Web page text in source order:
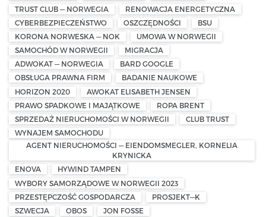
TRUST CLUB — NORWEGIA
RENOWACJA ENERGETYCZNA
CYBERBEZPIECZEŃSTWO
OSZCZĘDNOŚCI
BSU
KORONA NORWESKA — NOK
UMOWA W NORWEGII
SAMOCHÓD W NORWEGII
MIGRACJA
ADWOKAT — NORWEGIA
BARD GOOGLE
OBSŁUGA PRAWNA FIRM
BADANIE NAUKOWE
HORIZON 2020
AWOKAT ELISABETH JENSEN
PRAWO SPADKOWE I MAJĄTKOWE
ROPA BRENT
SPRZEDAŻ NIERUCHOMOŚCI W NORWEGII
CLUB TRUST
WYNAJEM SAMOCHODU
AGENT NIERUCHOMOŚCI — EIENDOMSMEGLER, KORNELIA
KRYNICKA
ENOVA
HYWIND TAMPEN
WYBORY SAMORZĄDOWE W NORWEGII 2023
PRZESTĘPCZOŚĆ GOSPODARCZA
PROSJEKT—K
SZWECJA
OBOS
JON FOSSE